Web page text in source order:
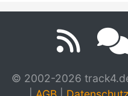
© 2002-2026